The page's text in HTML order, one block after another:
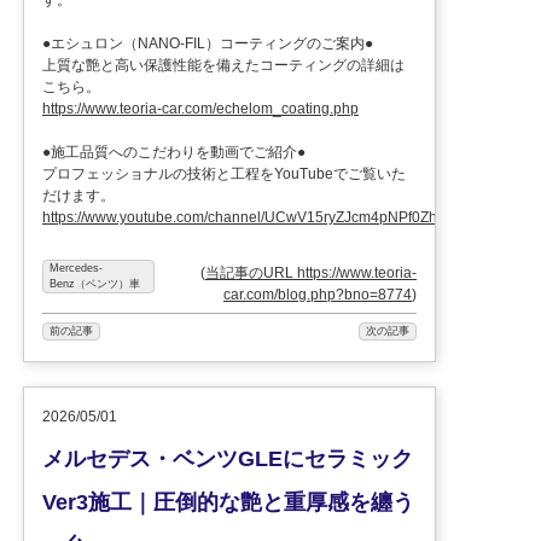
●エシュロン（NANO-FIL）コーティングのご案内●
上質な艶と高い保護性能を備えたコーティングの詳細は
こちら。
https://www.teoria-car.com/echelom_coating.php
●施工品質へのこだわりを動画でご紹介●
プロフェッショナルの技術と工程をYouTubeでご覧いた
だけます。
https://www.youtube.com/channel/UCwV15ryZJcm4pNPf0ZhXu9g
Mercedes-
Benz（ベンツ）車
(当記事のURL https://www.teoria-
car.com/blog.php?bno=8774)
前の記事 次の記事
2026/05/01
メルセデス・ベンツGLEにセラミック
Ver3施工｜圧倒的な艶と重厚感を纏う